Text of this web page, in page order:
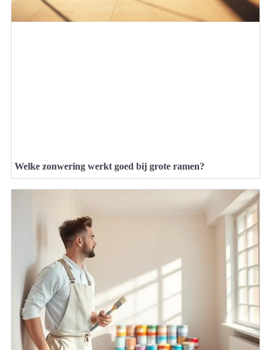
Welke zonwering werkt goed bij grote ramen?